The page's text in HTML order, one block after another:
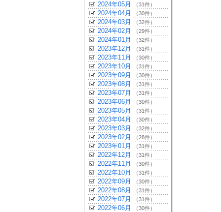
2024年05月 （31件）
2024年04月 （30件）
2024年03月 （32件）
2024年02月 （29件）
2024年01月 （32件）
2023年12月 （31件）
2023年11月 （30件）
2023年10月 （31件）
2023年09月 （30件）
2023年08月 （31件）
2023年07月 （31件）
2023年06月 （30件）
2023年05月 （31件）
2023年04月 （30件）
2023年03月 （32件）
2023年02月 （28件）
2023年01月 （31件）
2022年12月 （31件）
2022年11月 （30件）
2022年10月 （31件）
2022年09月 （30件）
2022年08月 （31件）
2022年07月 （31件）
2022年06月 （30件）